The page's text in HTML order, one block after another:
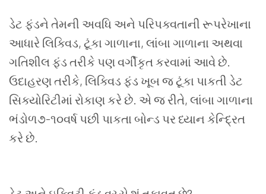
ડેટ ફંડને તેમની અવધિ અને પરિપક્વતાની રૂપરેખાના
આધારે લિક્વિડ, ટૂંકા ગાળાના, લાંબા ગાળાના અથવા
ગતિશીલ ફંડ તરીકે પણ વર્ગીકૃત કરવામાં આવે છે.
ઉદાહરણ તરીકે, લિક્વિડ ફંડ ખૂબ જ ટૂંકા પાકતી ડેટ
સિક્યોરિટીમાં રોકાણ કરે છે. એ જ રીતે, લાંબા ગાળાના
ભંડોળ૭-૧૦વર્ષ પછી પાકતા બોન્ડ પર ધ્યાન કેન્દ્રિત
કરે છે.